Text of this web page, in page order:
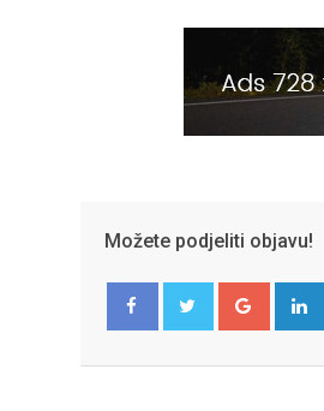
Možete podjeliti objavu!
Google+